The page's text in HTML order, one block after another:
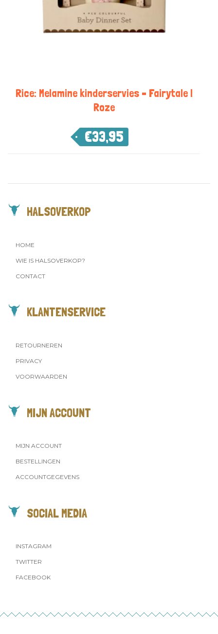
Rice: Melamine kinderservies – Fairytale |
Roze
€33,95
HALSOVERKOP
HOME
WIE IS HALSOVERKOP?
CONTACT
KLANTENSERVICE
RETOURNEREN
PRIVACY
VOORWAARDEN
MIJN ACCOUNT
MIJN ACCOUNT
BESTELLINGEN
ACCOUNTGEGEVENS
SOCIAL MEDIA
INSTAGRAM
TWITTER
FACEBOOK